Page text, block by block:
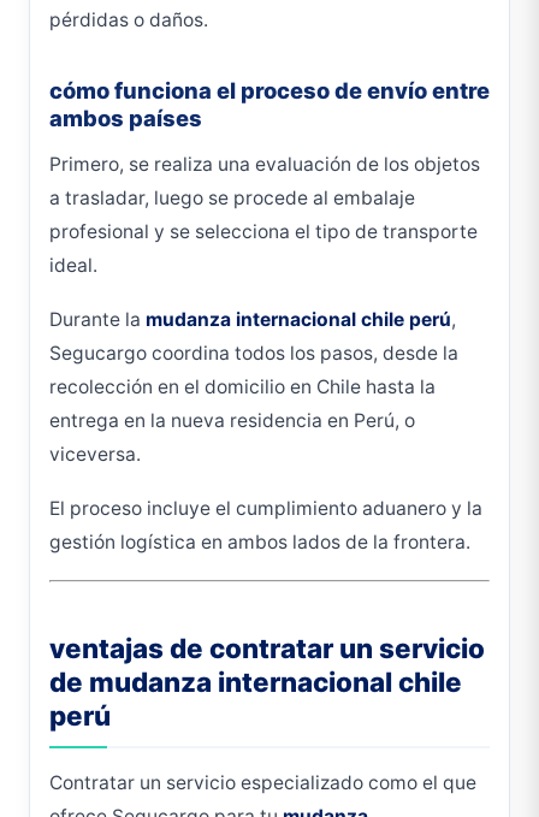
pérdidas o daños.
cómo funciona el proceso de envío entre
ambos países
Primero, se realiza una evaluación de los objetos
a trasladar, luego se procede al embalaje
profesional y se selecciona el tipo de transporte
ideal.
Durante la mudanza internacional chile perú,
Segucargo coordina todos los pasos, desde la
recolección en el domicilio en Chile hasta la
entrega en la nueva residencia en Perú, o
viceversa.
El proceso incluye el cumplimiento aduanero y la
gestión logística en ambos lados de la frontera.
ventajas de contratar un servicio
de mudanza internacional chile
perú
Contratar un servicio especializado como el que